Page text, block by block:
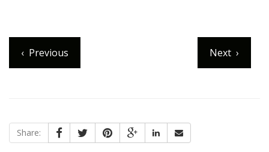
‹ Previous Next ›
Share: